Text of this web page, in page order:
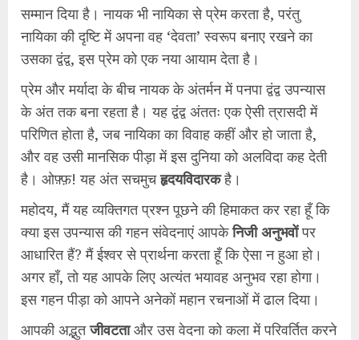
सम्मान दिया है। नायक भी नायिका से प्रेम करता है, परंतु
नायिका की दृष्टि में अपना वह ‘देवता’ स्वरूप बनाए रखने का
उसका द्वंद्व, इस प्रेम को एक नया आयाम देता है।
​प्रेम और मर्यादा के बीच नायक के अंतर्मन में पनपा द्वंद्व उपन्यास
के अंत तक बना रहता है। यह द्वंद्व अंततः एक ऐसी त्रासदी में
परिणित होता है, जब नायिका का विवाह कहीं और हो जाता है,
और वह उसी मानसिक पीड़ा में इस दुनिया को अलविदा कह देती
है। ओफ़्फ़! यह अंत सचमुचहृदयविदारकहै।
​महोदय, मैं यह व्यक्तिगत प्रश्न पूछने की हिमाकत कर रहा हूँ कि
क्या इस उपन्यास की गहन संवेदनाएं आपकेनिजी अनुभवोंपर
आधारित हैं? मैं ईश्वर से प्रार्थना करता हूँ कि ऐसा न हुआ हो।
अगर हाँ, तो यह आपके लिए अत्यंत भयावह अनुभव रहा होगा।
इस गहन पीड़ा को आपने अनेकों महान रचनाओं में ढाल दिया।
​आपकी अद्भुतजीवटताऔर उस वेदना को कला में परिवर्तित करने